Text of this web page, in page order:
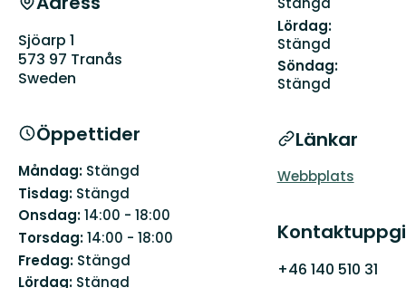
Sjöarp 1
573 97 Tranås
Sweden
Öppettider
Måndag: Stängd
Tisdag: Stängd
Onsdag:14:00 - 18:00
Torsdag:14:00 - 18:00
Fredag: Stängd
Lördag: Stängd
Lördag:
Stängd
Söndag:
Stängd
Länkar
Webbplats
+46 140 510 31